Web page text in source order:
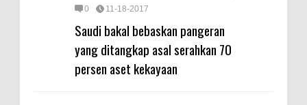
0 11-18-2017
Saudi bakal bebaskan pangeran
yang ditangkap asal serahkan 70
persen aset kekayaan